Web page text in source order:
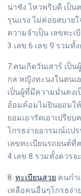
น่าชัง ไหวพริบดี เป็
รุนแรง ไม่ค่อยสบาย
ความจำเป็น เลขทะ
3 เลข 6 เลข 9 รวมทั้
7.คนเกิดวันเสาร์ เป็
กล หญิงทะนงในตนเ
เป็นผู้ที่มีความมั่นคงเ
อ้อมค้อมไม่ยินยอมให้
ยอมเอารัดเอาเปรีย
โกรธง่ายอารมณ์แปร
เลขทะเบียนรถยนต์ที่
4 เลข 8 รวมทั้งควรจ
8. ทะเบียนสวย คนกำ
เหลือคนอื่นๆโกรธง่า